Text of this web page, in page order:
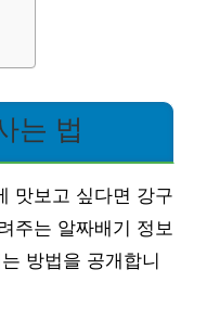
는 법
맛보고 싶다면 강구
주는 알짜배기 정보
방법을 공개합니